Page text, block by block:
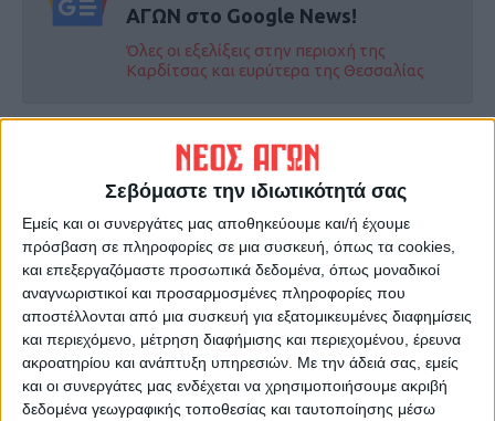
Σεβόμαστε την ιδιωτικότητά σας
Εμείς και οι συνεργάτες μας αποθηκεύουμε και/ή έχουμε
πρόσβαση σε πληροφορίες σε μια συσκευή, όπως τα cookies,
και επεξεργαζόμαστε προσωπικά δεδομένα, όπως μοναδικοί
αναγνωριστικοί και προσαρμοσμένες πληροφορίες που
αποστέλλονται από μια συσκευή για εξατομικευμένες διαφημίσεις
και περιεχόμενο, μέτρηση διαφήμισης και περιεχομένου, έρευνα
ακροατηρίου και ανάπτυξη υπηρεσιών. Με την άδειά σας, εμείς
και οι συνεργάτες μας ενδέχεται να χρησιμοποιήσουμε ακριβή
δεδομένα γεωγραφικής τοποθεσίας και ταυτοποίησης μέσω
ΑΓΩΝ στο Google News!
Όλες οι εξελίξεις στην περιοχή της
Καρδίτσας και ευρύτερα της Θεσσαλίας
ΠΡΟΗΓΟΥΜΕΝΟ ΑΡΘΡΟ
Αντέχετε οικονομικά τις
αυξήσεις στο ύψος των
δόσεων των δανείων λόγω
της ανόδου στα επιτόκια;
40 χρόνια Καρναβάλι
Σοφάδων